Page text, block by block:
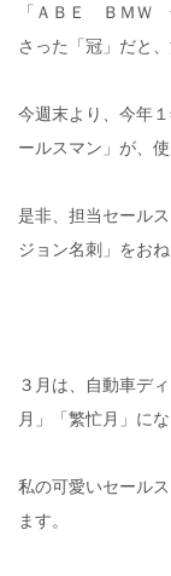
「ＡＢＥ ＢＭＷ
さった「冠」だと
今週末より、今年
ールスマン」が、
是非、担当セール
ジョン名刺」をお
３月は、自動車デ
月」「繁忙月」にな
私の可愛いセール
ます。